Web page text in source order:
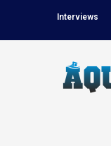
Interviews